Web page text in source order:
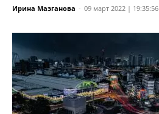
Ирина Мазганова - 09 март 2022 | 19:35:56